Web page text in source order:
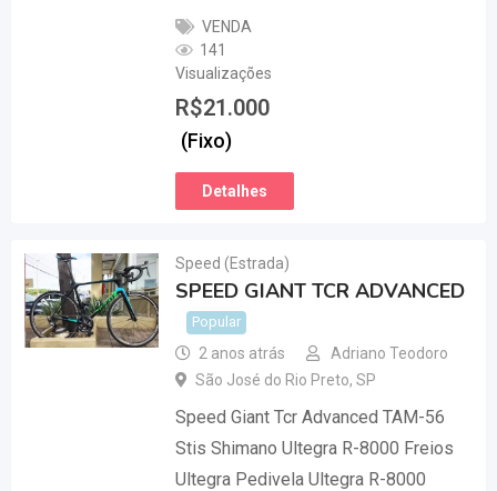
VENDA
141
Visualizações
R$21.000
(Fixo)
Detalhes
Speed (Estrada)
SPEED GIANT TCR ADVANCED
Popular
2 anos atrás
Adriano Teodoro
São José do Rio Preto, SP
Speed Giant Tcr Advanced TAM-56
Stis Shimano Ultegra R-8000 Freios
Ultegra Pedivela Ultegra R-8000